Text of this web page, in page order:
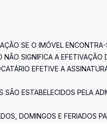
SE O IMÓVEL
SIGNIFICA A
EFETIVE A
ESTABELECIDOS PELA
DOMINGOS E FERIADOS